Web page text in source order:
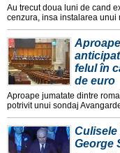
Au trecut doua luni de cand
cenzura, insa instalarea unui
felul în
de euro
Aproape jumatate dintre
potrivit unui sondaj
George